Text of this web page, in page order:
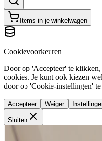
Items in je winkelwagen
Cookievoorkeuren
Door op 'Accepteer' te
cookies. Je kunt ook kiezen
door op 'Cookie-instellingen'
Accepteer Weiger
Sluiten